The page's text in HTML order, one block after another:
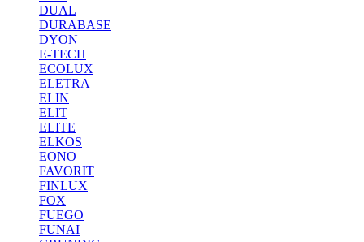
DUAL
DURABASE
DYON
E-TECH
ECOLUX
ELETRA
ELIN
ELIT
ELITE
ELKOS
EONO
FAVORIT
FINLUX
FOX
FUEGO
FUNAI